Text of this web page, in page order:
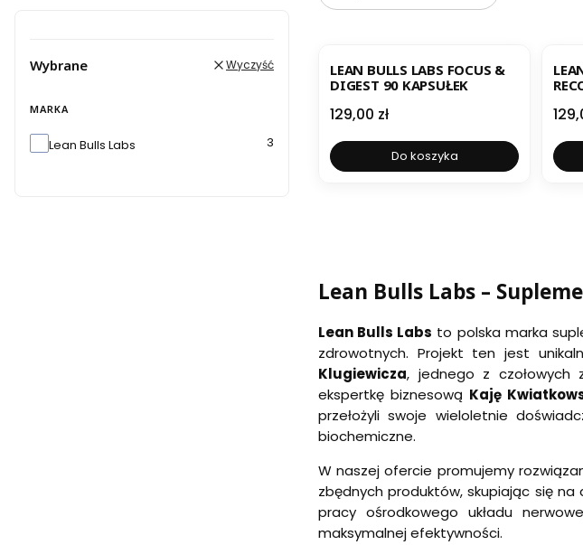
Wybrane Wyczyść
MARKA
Marka
Lean Bulls Labs 3
LEAN BULLS LABS FOCUS &
DIGEST 90 KAPSUŁEK
Cena
129,00 zł
Do koszyka
Lean Bulls Labs –
Lean Bulls Labs to polska marka
zdrowotnych. Projekt ten jest
Klugiewicza, jednego z czołowych
ekspertkę biznesową Kaję
przełożyli swoje wieloletnie
biochemiczne.
W naszej ofercie promujemy
zbędnych produktów, skupiając się
pracy ośrodkowego układu
maksymalnej efektywności.